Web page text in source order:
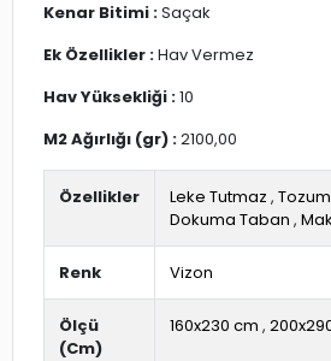
Kenar Bitimi :Saçak
Ek Özellikler :Hav Vermez
Hav Yüksekliği :10
M2 Ağırlığı (gr) :2100,00
Özellikler Leke Tutmaz ,
Dokuma Taban ,
Renk Vizon
Ölçü
(Cm)
160x230 cm ,